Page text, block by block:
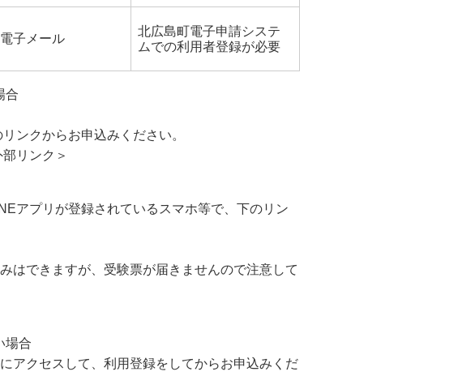
電子メール
北広島町電子申請システ
ムでの利用者登録が必要
合
ンクからお申込みください。
部リンク＞
アプリが登録されているスマホ等で、下のリン
はできますが、受験票が届きませんので注意して
場合
にアクセスして、利用登録をしてからお申込みくだ